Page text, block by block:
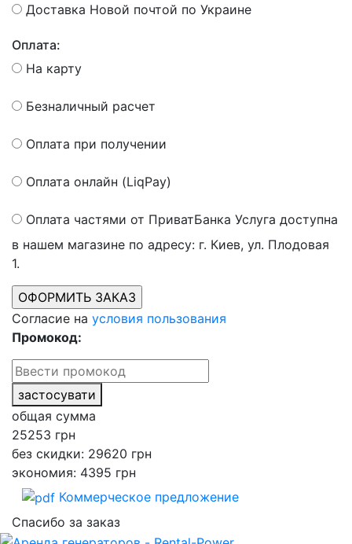
Доставка Новой почтой по Украине
Оплата:
На карту
Безналичный расчет
Оплата при получении
Оплата онлайн (LiqPay)
Оплата частями от ПриватБанка Услуга доступна
в нашем магазине по адресу: г. Киев, ул. Плодовая
1.
Согласие на условия пользования
Промокод:
застосувати
общая сумма
25253 грн
без скидки: 29620 грн
экономия: 4395 грн
Коммерческое предложение
Спасибо за заказ